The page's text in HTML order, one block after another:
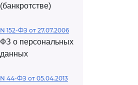
(банкротстве)
N 152-ФЗ от 27.07.2006
ФЗ о персональных
данных
N 44-ФЗ от 05.04.2013